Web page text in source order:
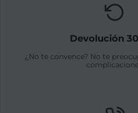
Devolución
¿No te convence? No te